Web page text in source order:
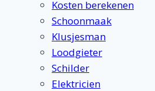
Kosten berekenen
Schoonmaak
Klusjesman
Loodgieter
Schilder
Elektricien